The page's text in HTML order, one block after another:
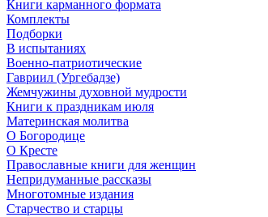
Книги карманного формата
Комплекты
Подборки
В испытаниях
Военно-патриотические
Гавриил (Ургебадзе)
Жемчужины духовной мудрости
Книги к праздникам июля
Материнская молитва
О Богородице
О Кресте
Православные книги для женщин
Непридуманные рассказы
Многотомные издания
Старчество и старцы